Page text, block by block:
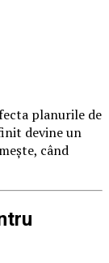
planurile de
devine un
când